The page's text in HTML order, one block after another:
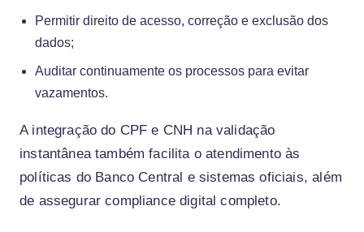
Permitir direito de acesso, correção e exclusão dos
dados;
Auditar continuamente os processos para evitar
vazamentos.
A integração do CPF e CNH na validação
instantânea também facilita o atendimento às
políticas do Banco Central e sistemas oficiais, além
de assegurar compliance digital completo.